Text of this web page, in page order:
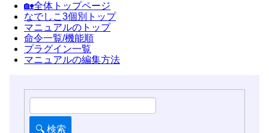
🏡全体トップページ
なでしこ3個別トップ
マニュアルのトップ
命令一覧/機能順
プラグイン一覧
マニュアルの編集方法